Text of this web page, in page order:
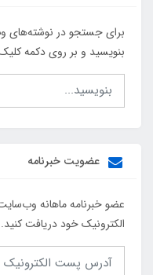
برای جستجو در نوشته‌های
بنویسید و بر روی دکمه
عضویت خبرنامه
عضو خبرنامه ماهانه
الکترونیک خود دریافت کنید.